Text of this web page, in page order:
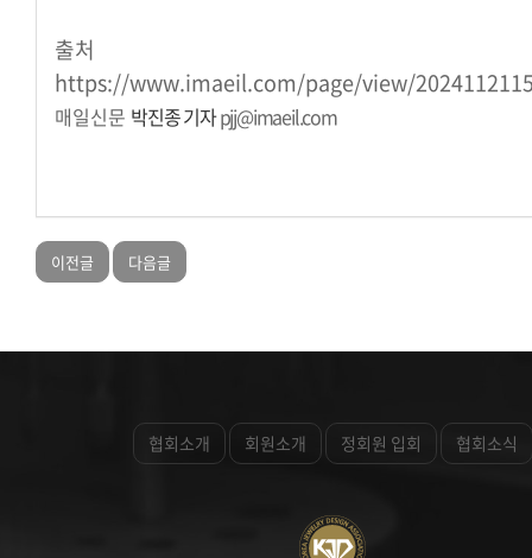
출처
https://www.imaeil.com/page/view/
매일신문 박진종 기자pjj@imaeil.com
이전글 다음글
협회소개 회원소개 정회원 입회 협회소식